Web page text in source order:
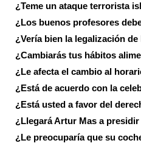
¿Teme un ataque terrorista
¿Los buenos profesores
¿Vería bien la legalización
¿Cambiarás tus hábitos
¿Le afecta el cambio al
¿Está de acuerdo con la
¿Está usted a favor del
¿Llegará Artur Mas a
¿Le preocuparía que su